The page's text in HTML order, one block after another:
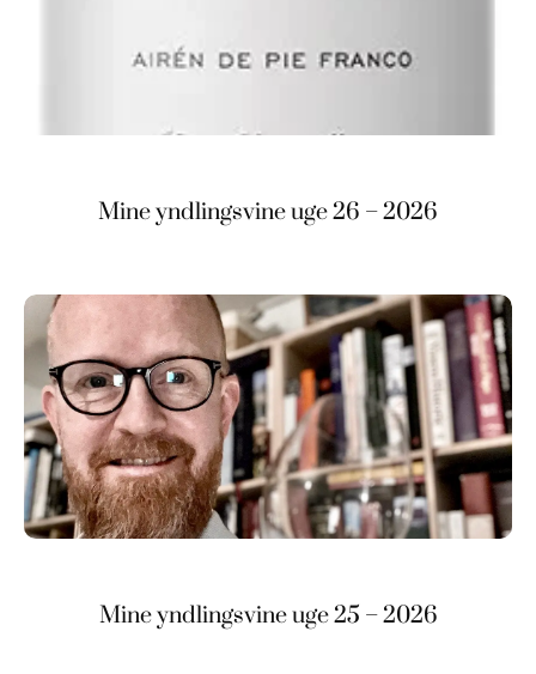
Mine yndlingsvine uge 26 – 2026
Mine yndlingsvine uge 25 – 2026